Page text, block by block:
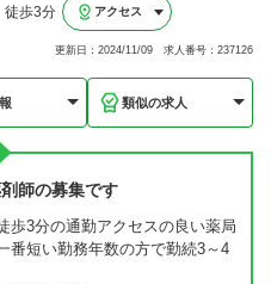
徒歩3分 アクセス
更新日：2024/11/09 求人番号：237126
類似の求人
師の募集です
歩3分の通勤アクセスの良い薬局
番短い勤務年数の方で勤続3～4